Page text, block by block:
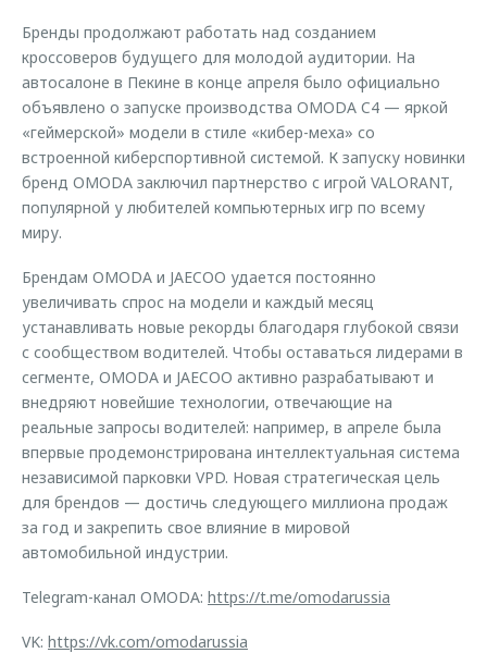
Бренды продолжают работать над созданием
кроссоверов будущего для молодой аудитории. На
автосалоне в Пекине в конце апреля было официально
объявлено о запуске производства OMODA C4 — яркой
«геймерской» модели в стиле «кибер-меха» со
встроенной киберспортивной системой. К запуску новинки
бренд OMODA заключил партнерство с игрой VALORANT,
популярной у любителей компьютерных игр по всему
миру.
Брендам OMODA и JAECOO удается постоянно
увеличивать спрос на модели и каждый месяц
устанавливать новые рекорды благодаря глубокой связи
с сообществом водителей. Чтобы оставаться лидерами в
сегменте, OMODA и JAECOO активно разрабатывают и
внедряют новейшие технологии, отвечающие на
реальные запросы водителей: например, в апреле была
впервые продемонстрирована интеллектуальная система
независимой парковки VPD. Новая стратегическая цель
для брендов — достичь следующего миллиона продаж
за год и закрепить свое влияние в мировой
автомобильной индустрии.
Telegram-канал OMODA: https://t.me/omodarussia
VK: https://vk.com/omodarussia